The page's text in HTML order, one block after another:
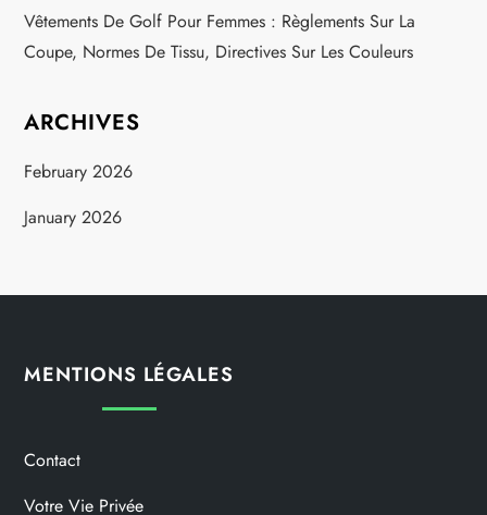
Vêtements De Golf Pour Femmes : Règlements Sur La
Coupe, Normes De Tissu, Directives Sur Les Couleurs
ARCHIVES
February 2026
January 2026
MENTIONS LÉGALES
Contact
Votre Vie Privée